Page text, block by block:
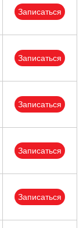
Записаться
Записаться
Записаться
Записаться
Записаться